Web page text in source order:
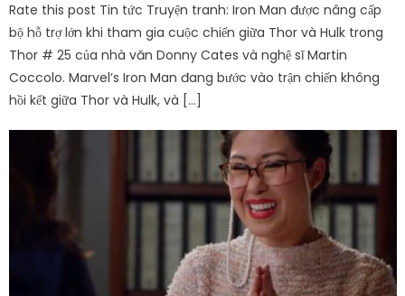
Rate this post Tin tức Truyện tranh: Iron Man được nâng cấp
bộ hỗ trợ lớn khi tham gia cuộc chiến giữa Thor và Hulk trong
Thor # 25 của nhà văn Donny Cates và nghệ sĩ Martin
Coccolo. Marvel’s Iron Man đang bước vào trận chiến không
hồi kết giữa Thor và Hulk, và […]